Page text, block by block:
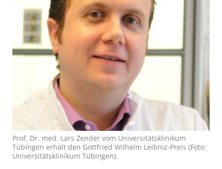
Prof. Dr. med. Lars Zender vom Universitätsklinikum
Tübingen erhält den Gottfried Wilhelm Leibniz-Preis (Foto:
Universitätsklinikum Tübingen).